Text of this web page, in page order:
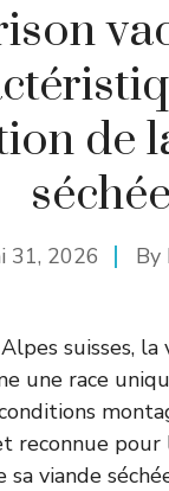
de
séchée
31, 2026 By
suisses, la
une race
reconnue
sa viande